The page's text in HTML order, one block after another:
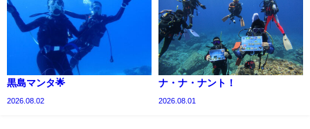
黒島マンタ🌟
2026.08.02
ナ・ナ・ナント！
2026.08.01